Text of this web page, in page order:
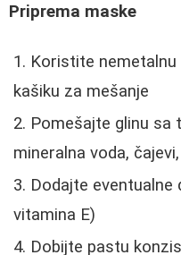
Priprema maske
Koristite
kašiku za mešanje
Pomešajte glinu sa
mineralna voda,
Dodajte eventualne
vitamina E)
Dobijte pastu